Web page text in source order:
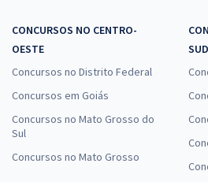
CONCURSOS NO CENTRO-
OESTE
Concursos no Distrito Federal
Concursos em Goiás
Concursos no Mato Grosso do
Sul
Concursos no Mato Grosso